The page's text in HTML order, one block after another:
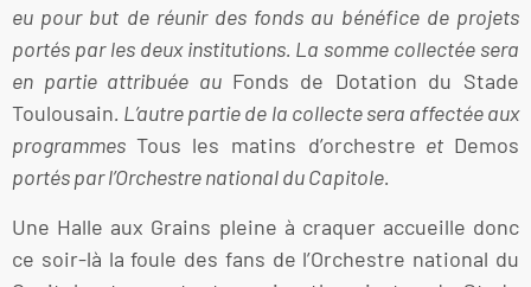
eu pour but de réunir des fonds au bénéfice de projets
portés par les deux institutions. La somme collectée sera
en partie attribuée au Fonds de Dotation du Stade
Toulousain. L’autre partie de la collecte sera affectée aux
programmes Tous les matins d’orchestre et Demos
portés par l’Orchestre national du Capitole.
Une Halle aux Grains pleine à craquer accueille donc
ce soir-là la foule des fans de l’Orchestre national du